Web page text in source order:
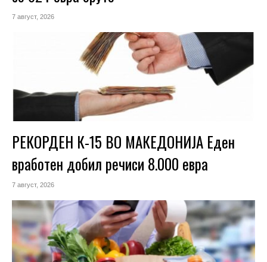
7 август, 2026
РЕКОРДЕН К-15 ВО МАКЕДОНИЈА Еден
вработен добил речиси 8.000 евра
7 август, 2026